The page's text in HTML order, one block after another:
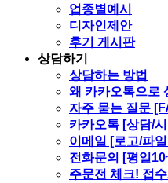
업종별예시
디자인제안
후기 게시판
상담하기
상담하는 방법
왜 카카오톡으로
자주 묻는 질문
카카오톡 [상담/
이메일 [로고/파
전화문의 [평일
주문전 체크! 접